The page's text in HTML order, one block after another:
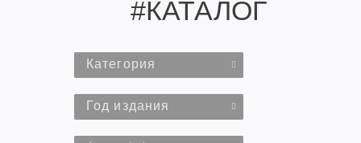
#КАТАЛОГ
Категория
Год издания